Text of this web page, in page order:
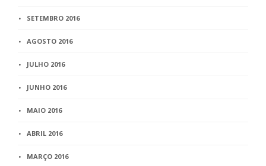
SETEMBRO 2016
AGOSTO 2016
JULHO 2016
JUNHO 2016
MAIO 2016
ABRIL 2016
MARÇO 2016